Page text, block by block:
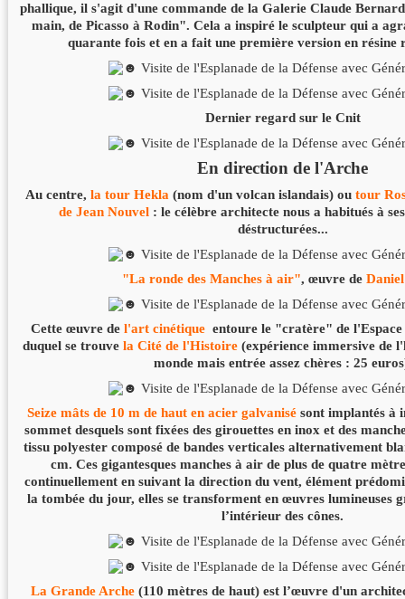
phallique, il s'agit d'une commande de la Galerie Claude
main, de Picasso à Rodin". Cela a inspiré le sculpteur qui a
quarante fois et en a fait une première version en résine
Dernier regard sur le Cnit
En direction de l'Arche
Au centre, la tour Hekla (nom d'un volcan islandais) ou tour
de Jean Nouvel : le célèbre architecte nous a habitués à
déstructurées...
"La ronde des Manches à air", œuvre de
Cette œuvre del'art cinétique entoure le "cratère" de
duquel se trouvela Cité de l'Histoire (expérience immersive de
monde mais entrée assez chères : 25
Seize mâts de 10 m de haut en acier galvanisé sont implantés à
sommet desquels sont fixées des girouettes en inox et des
tissu polyester composé de bandes verticales alternativement
cm. Ces gigantesques manches à air de plus de quatre
continuellement en suivant la direction du vent, élément
la tombée du jour, elles se transforment en œuvres lumineuses
l’intérieur des cônes.
La Grande Arche (110 mètres de haut) est l’œuvre d'un